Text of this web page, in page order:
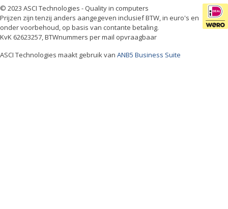
© 2023 ASCI Technologies - Quality in computers
Prijzen zijn tenzij anders aangegeven inclusief BTW, in euro's en
onder voorbehoud, op basis van contante betaling.
KvK 62623257, BTWnummers per mail opvraagbaar
ASCI Technologies maakt gebruik van ANB5 Business Suite